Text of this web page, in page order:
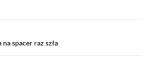
spacer raz szła